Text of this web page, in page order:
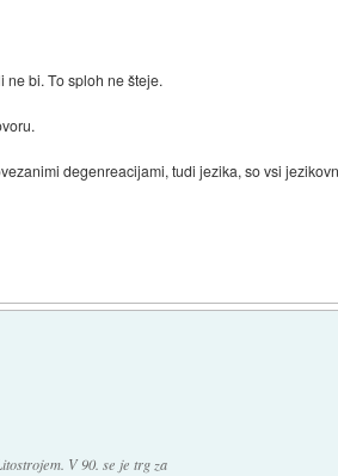
bi. To sploh ne šteje.
degenreacijami, tudi jezika, so vsi
V 90. se je trg za